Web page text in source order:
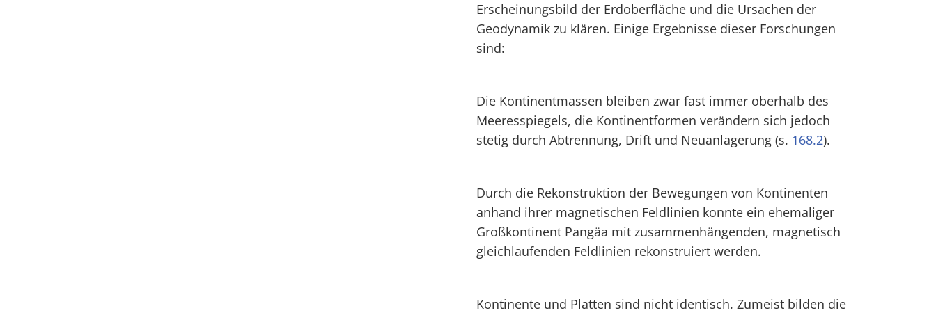
Erscheinungsbild der Erdoberfläche und die Ursachen der
Geodynamik zu klären. Einige Ergebnisse dieser Forschungen
sind:
Die Kontinentmassen bleiben zwar fast immer oberhalb des
Meeresspiegels, die Kontinentformen verändern sich jedoch
stetig durch Abtrennung, Drift und Neuanlagerung (s. 168.2).
Durch die Rekonstruktion der Bewegungen von Kontinenten
anhand ihrer magnetischen Feldlinien konnte ein ehemaliger
Großkontinent Pangäa mit zusammenhängenden, magnetisch
gleichlaufenden Feldlinien rekonstruiert werden.
Kontinente und Platten sind nicht identisch. Zumeist bilden die